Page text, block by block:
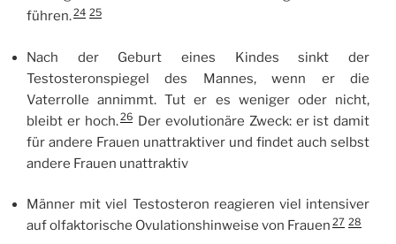
führen.24 25
Nach der Geburt eines Kindes sinkt der
Testosteronspiegel des Mannes, wenn er die
Vaterrolle annimmt. Tut er es weniger oder nicht,
bleibt er hoch.26 Der evolutionäre Zweck: er ist damit
für andere Frauen unattraktiver und findet auch selbst
andere Frauen unattraktiv
Männer mit viel Testosteron reagieren viel intensiver
auf olfaktorische Ovulationshinweise von Frauen 27 28